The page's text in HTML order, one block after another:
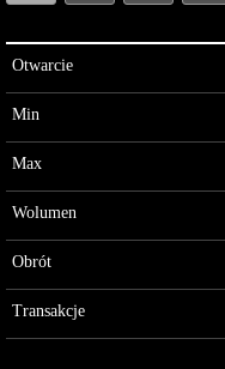
Otwarcie
Min
Max
Wolumen
Obrót
Transakcje